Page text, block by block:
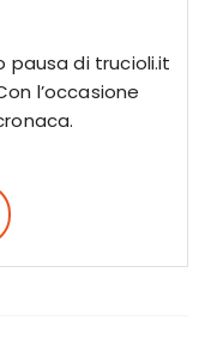
di trucioli.it
l’occasione